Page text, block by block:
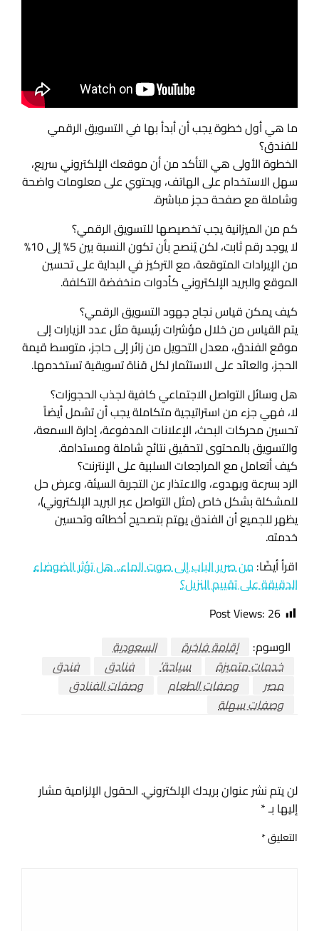
ما هي أول خطوة يجب أن أبدأ بها في التسويق الرقمي
للفندق؟
الخطوة الأولى هي التأكد من أن موقعك الإلكتروني سريع،
سهل الاستخدام على الهاتف، ويحتوي على معلومات واضحة
وشاملة مع صفحة حجز مباشرة.
كم من الميزانية يجب تخصيصها للتسويق الرقمي؟
لا يوجد رقم ثابت، لكن يُنصح بأن تكون النسبة بين 5% إلى 10%
من الإيرادات المتوقعة، مع التركيز في البداية على تحسين
الموقع والبريد الإلكتروني كأدوات منخفضة التكلفة.
كيف يمكن قياس نجاح جهود التسويق الرقمي؟
يتم القياس من خلال مؤشرات رئيسية مثل عدد الزيارات إلى
موقع الفندق، معدل التحويل من زائر إلى حاجز، متوسط قيمة
الحجز، والعائد على الاستثمار لكل قناة تسويقية تستخدمها.
هل وسائل التواصل الاجتماعي كافية لجذب الحجوزات؟
لا، فهي جزء من استراتيجية متكاملة يجب أن تشمل أيضاً
تحسين محركات البحث، الإعلانات المدفوعة، إدارة السمعة،
والتسويق بالمحتوى لتحقيق نتائج شاملة ومستدامة.
كيف أتعامل مع المراجعات السلبية على الإنترنت؟
الرد بسرعة وبهدوء، والاعتذار عن التجربة السيئة، وعرض حل
للمشكلة بشكل خاص (مثل التواصل عبر البريد الإلكتروني)،
يظهر للجميع أن الفندق يهتم بتصحيح أخطائه وتحسين
خدمته.
اقرأ أيضًا: من صرير الباب إلى صوت الماء.. هل تؤثر الضوضاء
الدقيقة على تقييم النزيل؟
Post Views: 26
الوسوم:
إقامة فاخرة
السعودية
خدمات متميزة
سياحة’ فنادق
فندق
مصر
وصفات الطعام
وصفات الفنادق
وصفات سهلة
لن يتم نشر عنوان بريدك الإلكتروني. الحقول الإلزامية مشار
إليها بـ*
التعليق*